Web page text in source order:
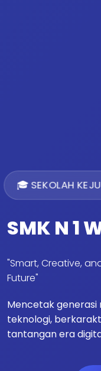
🎓 SEKOLAH
SMK N 1
"Smart, Creative,
Future"
Mencetak
teknologi,
tantangan era